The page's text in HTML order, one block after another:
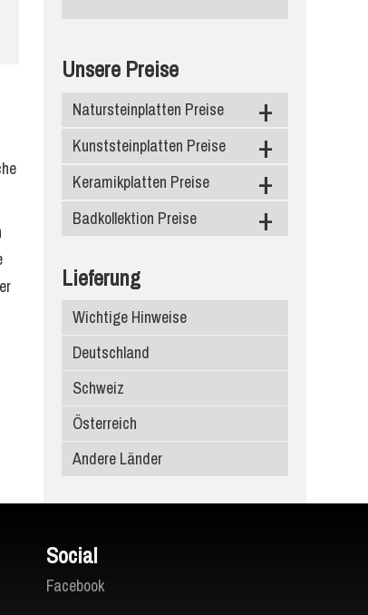
Unsere Preise
Natursteinplatten Preise
Granit
Marmor
Schiefer
Kunststeinplatten Preise
Caesarstone
Silestone
Compac Quarzagglo
Santa Margherita
Edelstein
Keramikplatten Preise
Level Keramik
Dekton
Infinity Keramik
Ariostea
Porcelanosa
Atlas Plan
SapienStone
Laminam
Badkollektion Preise
Waschbecken
Lieferung
Wichtige Hinweise
Deutschland
Schweiz
Österreich
Andere Länder
Social
Facebook